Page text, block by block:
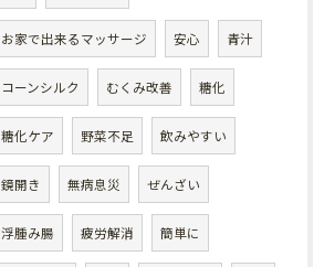
お家で出来るマッサージ 安心 青汁
コーンシルク むくみ改善 糖化
糖化ケア 野菜不足 飲みやすい
鏡開き 無病息災 ぜんざい
浮腫み腸 疲労解消 簡単に